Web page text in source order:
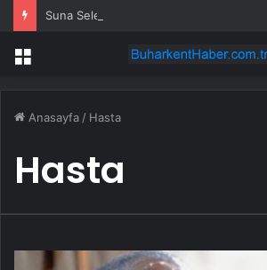
Menü
Anasayfa / Hasta
Hasta